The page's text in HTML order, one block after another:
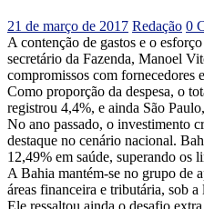
21 de março de 2017 Redação 0
A contenção de gastos e o
secretário da Fazenda, Manoel
compromissos com fornecedores
Como proporção da despesa, o
registrou 4,4%, e ainda São
No ano passado, o investimento
destaque no cenário nacional.
12,49% em saúde, superando os
A Bahia mantém-se no grupo de
áreas financeira e tributária, sob
Ele ressaltou ainda o desafio